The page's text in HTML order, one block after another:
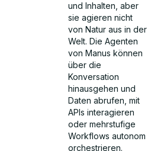
und Inhalten, aber
sie agieren nicht
von Natur aus in der
Welt. Die Agenten
von Manus können
über die
Konversation
hinausgehen und
Daten abrufen, mit
APIs interagieren
oder mehrstufige
Workflows autonom
orchestrieren.